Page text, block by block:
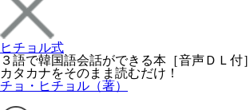
ヒチョル式
３語で韓国語会話ができる本［音声ＤＬ付］
カタカナをそのまま読むだけ！
チョ・ヒチョル（著）